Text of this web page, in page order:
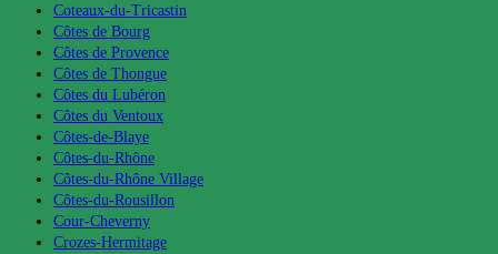
Coteaux-du-Tricastin
Côtes de Bourg
Côtes de Provence
Côtes de Thongue
Côtes du Lubéron
Côtes du Ventoux
Côtes-de-Blaye
Côtes-du-Rhône
Côtes-du-Rhône Village
Côtes-du-Rousillon
Cour-Cheverny
Crozes-Hermitage